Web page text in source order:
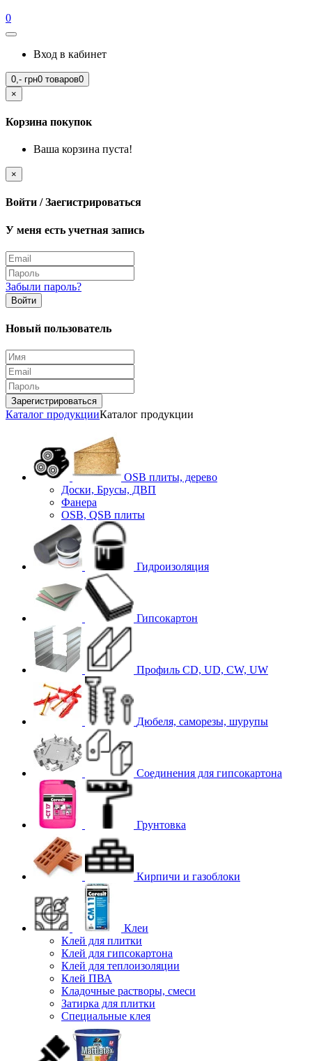
0
Вход в кабинет
0,- грн0 товаров0
×
Корзина покупок
Ваша корзина пуста!
×
Войти / Заегистрироваться
У меня есть учетная запись
Забыли пароль?
Войти
Новый пользователь
Зарегистрироваться
Каталог продукцииКаталог продукции
OSB плиты, дерево
Доски, Брусы, ДВП
Фанера
OSB, QSB плиты
Гидроизоляция
Гипсокартон
Профиль CD, UD, CW, UW
Дюбеля, саморезы, шурупы
Соединения для гипcокартона
Грунтовка
Кирпичи и газоблоки
Клеи
Клей для плитки
Клей для гипсокартона
Клей для теплоизоляции
Клей ПВА
Кладочные растворы, смеси
Затирка для плитки
Специальные клея